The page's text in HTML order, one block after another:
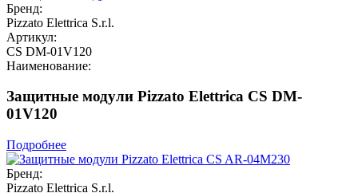
Бренд:
Pizzato Elettrica S.r.l.
Артикул:
CS DM-01V120
Наименование:
Защитные модули Pizzato Elettrica CS DM-
01V120
Подробнее
Бренд:
Pizzato Elettrica S.r.l.